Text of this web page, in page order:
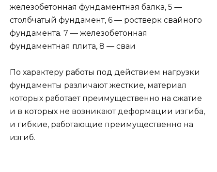
железобетонная фундаментная балка, 5 —
столб­чатый фундамент, 6 — ростверк свайного
фундамента. 7 — железобетонная
фундаментная плита, 8 — cваи
По характеру работы под действием нагрузки
фундаменты различают жест­кие, материал
которых работает преиму­щественно на сжатие
и в которых не воз­никают деформации изгиба,
и гибкие, работающие преимущественно на
изгиб.